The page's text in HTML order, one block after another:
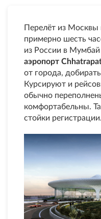
Перелёт из
примерно шесть
из России в Мумбай
аэропорт
от города,
Курсируют и
обычно
комфортабельны.
стойки регистрации.